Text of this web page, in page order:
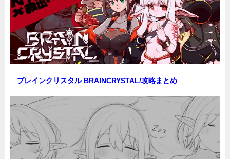
ブレインクリスタル BRAINCRYSTAL/攻略まとめ